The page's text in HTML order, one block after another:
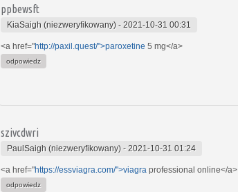
ppbewsft
KiaSaigh (niezweryfikowany) - 2021-10-31 00:31
<a href="http://paxil.quest/">paroxetine 5 mg</a>
odpowiedz
szivcdwri
PaulSaigh (niezweryfikowany) - 2021-10-31 01:24
<a href="https://essviagra.com/">viagra professional online</a>
odpowiedz